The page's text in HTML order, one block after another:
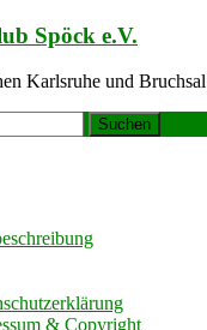
Spöck e.V.
Karlsruhe und Bruchsal
& Copyright